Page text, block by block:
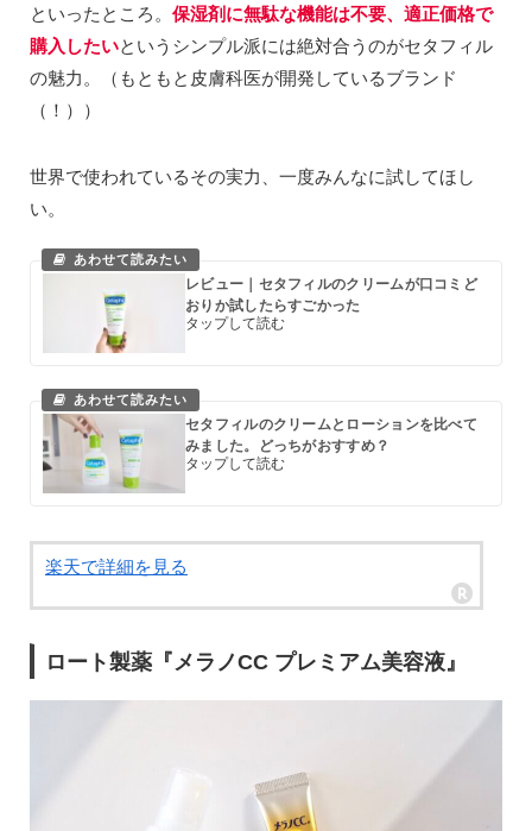
といったところ。 保湿剤に無駄な機能は不要、適正価格で
購入したいというシンプル派には絶対合うのがセタフィル
の魅力。（もともと皮膚科医が開発しているブランド
（！））
世界で使われているその実力、一度みんなに試してほし
い。
レビュー｜セタフィルのクリームが口コミど
おりか試したらすごかった
セタフィルのクリームとローションを比べて
みました。どっちがおすすめ？
楽天で詳細を見る
ロート製薬『メラノCC プレミアム美容液』